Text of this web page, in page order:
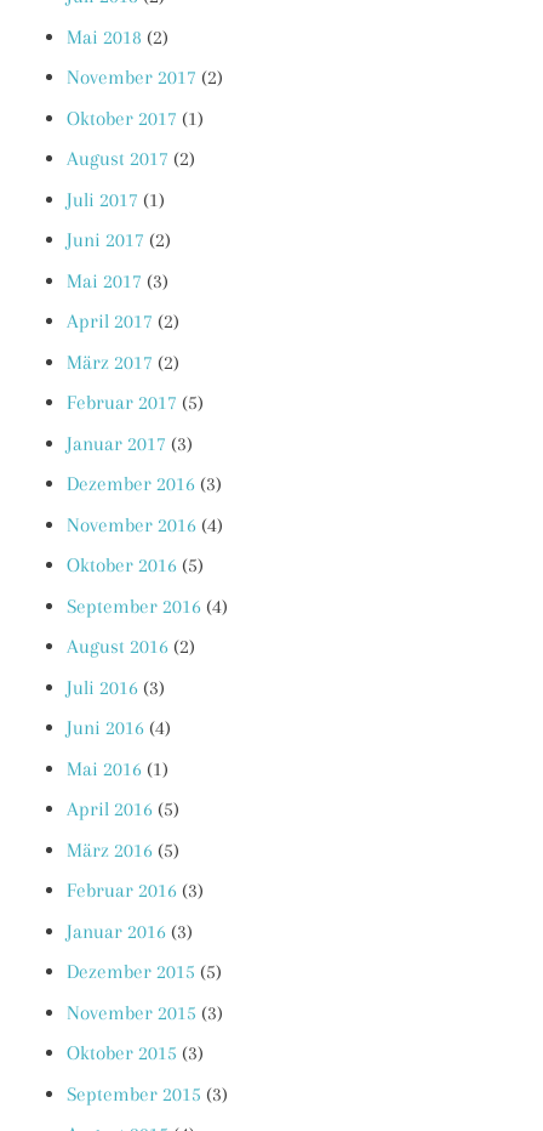
Mai 2018 (2)
November 2017 (2)
Oktober 2017 (1)
August 2017 (2)
Juli 2017 (1)
Juni 2017 (2)
Mai 2017 (3)
April 2017 (2)
März 2017 (2)
Februar 2017 (5)
Januar 2017 (3)
Dezember 2016 (3)
November 2016 (4)
Oktober 2016 (5)
September 2016 (4)
August 2016 (2)
Juli 2016 (3)
Juni 2016 (4)
Mai 2016 (1)
April 2016 (5)
März 2016 (5)
Februar 2016 (3)
Januar 2016 (3)
Dezember 2015 (5)
November 2015 (3)
Oktober 2015 (3)
September 2015 (3)